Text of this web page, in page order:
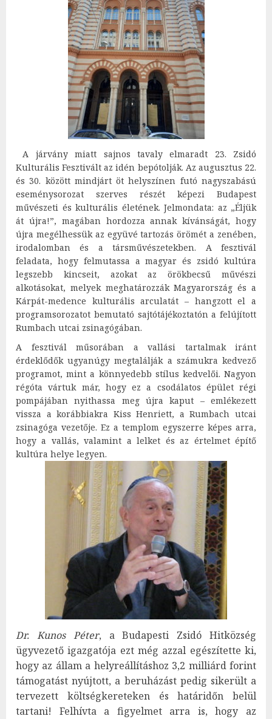
A járvány miatt sajnos tavaly elmaradt 23. Zsidó
Kulturális Fesztivált az idén bepótolják. Az augusztus 22.
és 30. között mindjárt öt helyszínen futó nagyszabású
eseménysorozat szerves részét képezi Budapest
művészeti és kulturális életének. Jelmondata: az „Éljük
át újra!”, magában hordozza annak kívánságát, hogy
újra megélhessük az együvé tartozás örömét a zenében,
irodalomban és a társművészetekben. A fesztivál
feladata, hogy felmutassa a magyar és zsidó kultúra
legszebb kincseit, azokat az örökbecsű művészi
alkotásokat, melyek meghatározzák Magyarország és a
Kárpát-medence kulturális arculatát – hangzott el a
programsorozatot bemutató sajtótájékoztatón a felújított
Rumbach utcai zsinagógában.
A fesztivál műsorában a vallási tartalmak iránt
érdeklődők ugyanúgy megtalálják a számukra kedvező
programot, mint a könnyedebb stílus kedvelői. Nagyon
régóta vártuk már, hogy ez a csodálatos épület régi
pompájában nyithassa meg újra kaput – emlékezett
vissza a korábbiakra Kiss Henriett, a Rumbach utcai
zsinagóga vezetője. Ez a templom egyszerre képes arra,
hogy a vallás, valamint a lelket és az értelmet építő
kultúra helye legyen.
Dr. Kunos Péter, a Budapesti Zsidó Hitközség
ügyvezető igazgatója ezt még azzal egészítette ki,
hogy az állam a helyreállításhoz 3,2 milliárd forint
támogatást nyújtott, a beruházást pedig sikerült a
tervezett költségkereteken és határidőn belül
tartani! Felhívta a figyelmet arra is, hogy az